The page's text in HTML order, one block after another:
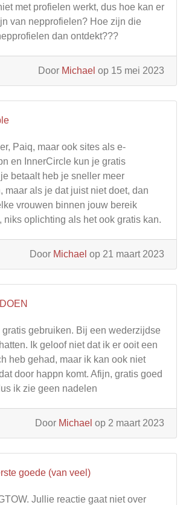
met profielen werkt, dus hoe kan er
van nepprofielen? Hoe zijn die
dan ontdekt???
Door Michael op 15 mei 2023
Paiq, maar ook sites als e-
en InnerCircle kun je gratis
betaalt heb je sneller meer
maar als je dat juist niet doet, dan
vrouwen binnen jouw bereik
niks oplichting als het ook gratis kan.
Door Michael op 21 maart 2023
gebruiken. Bij een wederzijdse
Ik geloof niet dat ik er ooit een
heb gehad, maar ik kan ook niet
door happn komt. Afijn, gratis goed
ik zie geen nadelen
Door Michael op 2 maart 2023
goede (van veel)
Jullie reactie gaat niet over